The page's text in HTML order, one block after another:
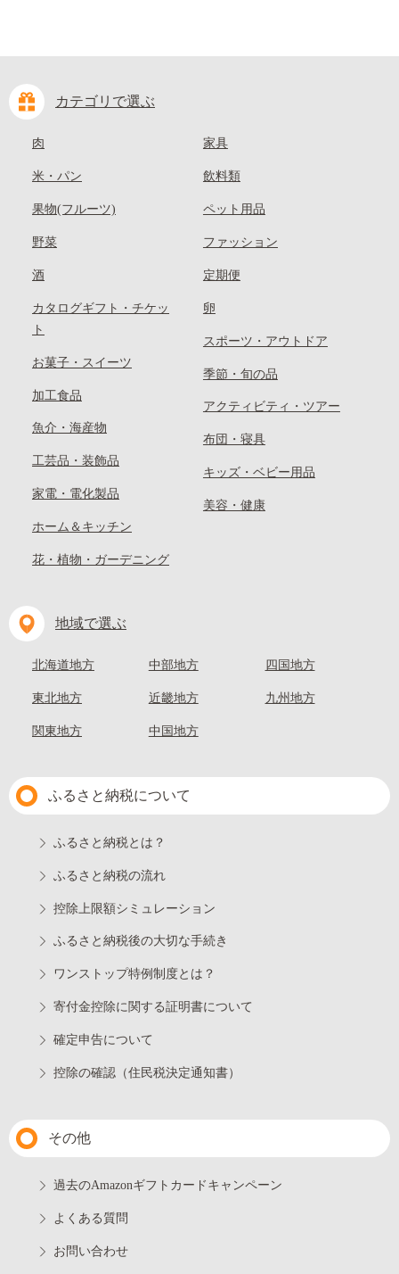
カテゴリで選ぶ
肉
米・パン
果物(フルーツ)
野菜
酒
カタログギフト・チケッ
ト
お菓子・スイーツ
加工食品
魚介・海産物
工芸品・装飾品
家電・電化製品
ホーム＆キッチン
花・植物・ガーデニング
家具
飲料類
ペット用品
ファッション
定期便
卵
スポーツ・アウトドア
季節・旬の品
アクティビティ・ツアー
布団・寝具
キッズ・ベビー用品
美容・健康
地域で選ぶ
北海道地方
東北地方
関東地方
中部地方
近畿地方
中国地方
四国地方
九州地方
ふるさと納税について
ふるさと納税とは？
ふるさと納税の流れ
控除上限額シミュレーション
ふるさと納税後の大切な手続き
ワンストップ特例制度とは？
寄付金控除に関する証明書について
確定申告について
控除の確認（住民税決定通知書）
その他
過去のAmazonギフトカードキャンペーン
よくある質問
お問い合わせ